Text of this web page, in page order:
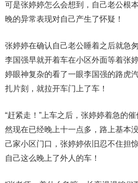
可是张婷婷怎么会想到，自己老公根
晚的异常表现对自己产生了怀疑！
张婷婷在确认自己老公睡着之后就急
李国强早就开着车在小区外面等着张
婷眼神复杂的看了一眼李国强的路虎
扎片刻，就拉开车门上了车！
“赶紧走！”上车之后，张婷婷着急的
然现在已经晚上十一点多，路上基本
己家小区门口，张婷婷依旧忍不住担
自己这么晚上了外人的车！